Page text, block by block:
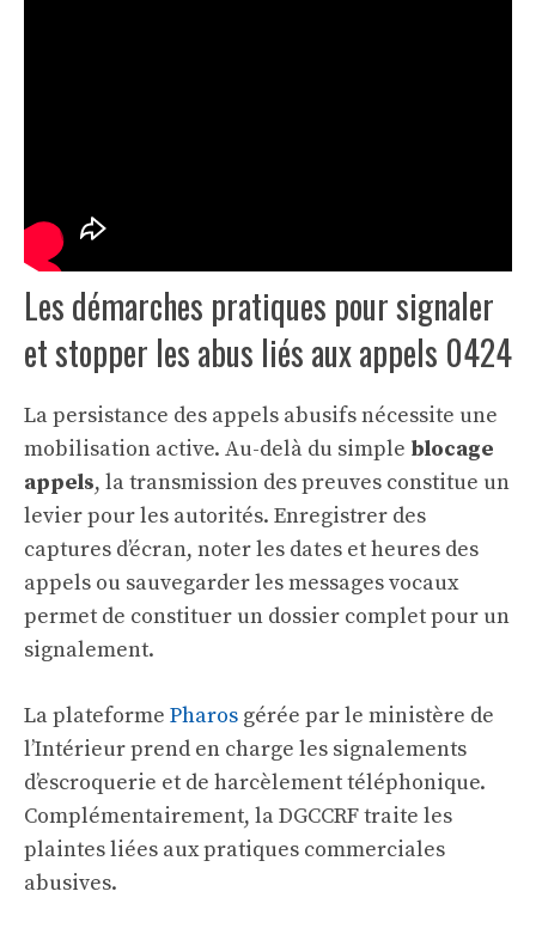
Les démarches pratiques pour signaler
et stopper les abus liés aux appels 0424
La persistance des appels abusifs nécessite une
mobilisation active. Au-delà du simple blocage
appels, la transmission des preuves constitue un
levier pour les autorités. Enregistrer des
captures d’écran, noter les dates et heures des
appels ou sauvegarder les messages vocaux
permet de constituer un dossier complet pour un
signalement.
La plateforme Pharos gérée par le ministère de
l’Intérieur prend en charge les signalements
d’escroquerie et de harcèlement téléphonique.
Complémentairement, la DGCCRF traite les
plaintes liées aux pratiques commerciales
abusives.